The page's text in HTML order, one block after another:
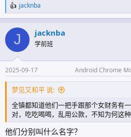
反
馈
:
jacknba
J jacknba
学前班
2025-09-17 Android Chrome
梦见又和平 说:
全镇都知道他们一把手跟那个女财务有
对，吃吃喝喝，乱用公款，不知为何这
他们分别叫什么名字？